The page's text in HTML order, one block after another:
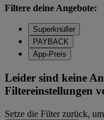
Filtere deine Angebote:
Superknüller
PAYBACK
App-Preis
Leider sind keine
Filtereinstellungen
Setze die Filter zurück,